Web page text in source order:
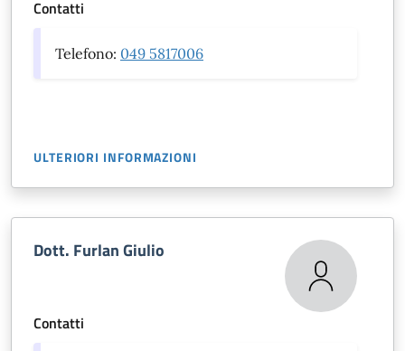
Contatti
Telefono: 049 5817006
ULTERIORI INFORMAZIONI
Dott. Furlan Giulio
Contatti